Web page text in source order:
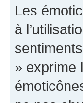
Les
à
» exprime